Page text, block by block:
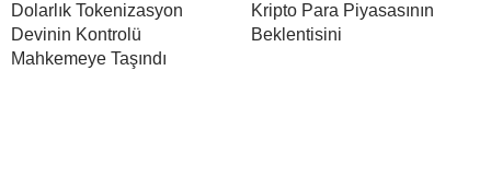
Dolarlık Tokenizasyon
Devinin Kontrolü
Mahkemeye Taşındı
Kripto Para Piyasasının
Beklentisini